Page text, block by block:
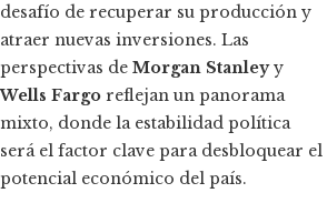
desafío de recuperar su producción y
atraer nuevas inversiones. Las
perspectivas de Morgan Stanleyy
Wells Fargo reflejan un panorama
mixto, donde la estabilidad política
será el factor clave para desbloquear el
potencial económico del país.